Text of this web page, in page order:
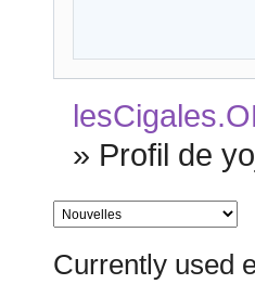
» Profil de
Currently used